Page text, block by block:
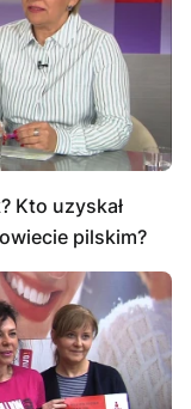
Kto uzyskał
pilskim?